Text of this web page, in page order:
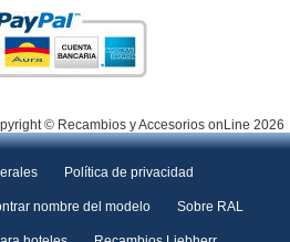
© Recambios y Accesorios onLine 2026
Política de privacidad
nombre del modelo Sobre RAL